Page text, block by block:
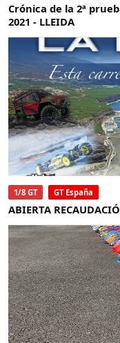
Crónica de la 2ª
2021 - LLEIDA
1/8 GT GT España
ABIERTA